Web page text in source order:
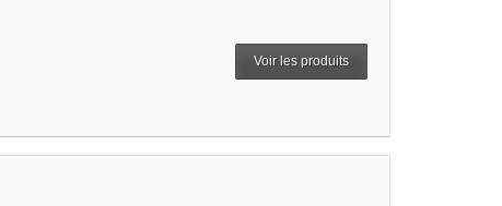
Voir les produits